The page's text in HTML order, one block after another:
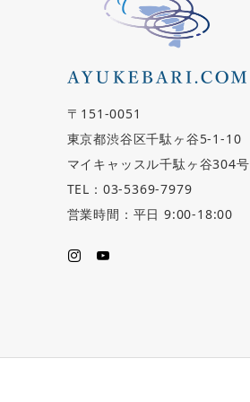
〒151-0051
東京都渋谷区千駄ヶ谷5-1-10
マイキャッスル千駄ヶ谷304号
TEL：03-5369-7979
営業時間：平日 9:00-18:00